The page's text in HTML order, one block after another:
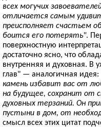
всех могучих
отличается самым
преисполняет счастьем
боится его потерять".
поверхностную
достаточно ясно, что
внутренняя и духовная. В
глав" — аналогичная идея:
камень избавит вас от
на будущее, сохранит от
духовных терзаний. Он
пустыни в дом, от
смысл всех этих цитат